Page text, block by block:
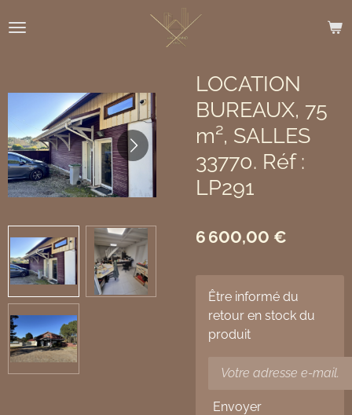
au
LOCATION
BUREAUX, 75
m², SALLES
33770. Réf :
LP291
6 600,00 €
Être informé du
retour en stock du
produit
Envoyer